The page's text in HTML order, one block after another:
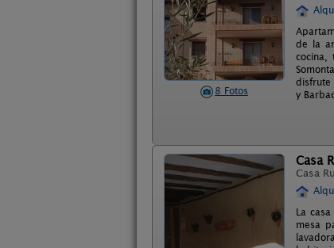
8 Fotos
de la
cocina,
disfrute
y
Casa
Casa
La
mesa